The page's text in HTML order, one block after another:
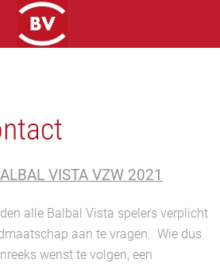
VISTA VZW 2021
alle Balbal Vista spelers verplicht
aan te vragen. Wie dus
wenst te volgen, een